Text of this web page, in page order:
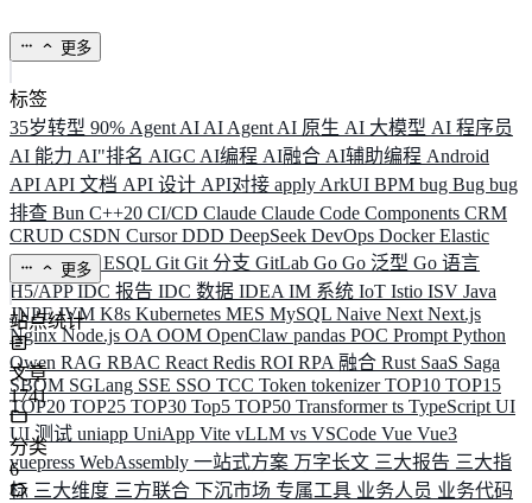
更多
标签
35岁转型 90% Agent AI AI Agent AI 原生 AI 大模型 AI 程序员
AI 能力 AI"排名 AIGC AI编程 AI融合 AI辅助编程 Android
API API 文档 API 设计 API对接 apply ArkUI BPM bug Bug bug
排查 Bun C++20 CI/CD Claude Claude Code Components CRM
CRUD CSDN CursorDDD DeepSeek DevOps DockerElastic
ELK ElysiaESQL Git Git 分支 GitLab Go Go 泛型 Go 语言
H5/APPIDC 报告 IDC 数据 IDEA IM 系统 IoT Istio ISV Java
JNPFJVM K8s Kubernetes MES MySQL Naive Next Next.js
NginxNode.js OA OOM OpenClaw pandas POC Prompt Python
Qwen RAG RBAC React Redis ROI RPA 融合 Rust SaaS Saga
SBOM SGLang SSE SSO TCC Token tokenizerTOP10 TOP15
TOP20 TOP25 TOP30 Top5 TOP50 Transformerts TypeScript UI
UI 测试 uniapp UniApp Vite vLLM vs VSCode Vue Vue3
vuepress WebAssembly 一站式方案 万字长文 三大报告 三大指
标 三大维度 三方联合 下沉市场 专属工具 业务人员 业务代码
更多
站点统计
文章
1741
分类
6